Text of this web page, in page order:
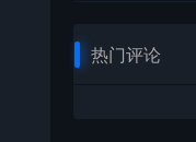
热门评论